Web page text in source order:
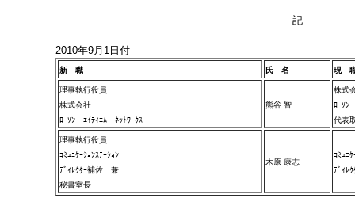
記
2010年9月1日付
新 職 氏 名 現
理事執行役員
株式会社
ﾛｰｿﾝ・ｴｲﾃｨｴﾑ・ﾈｯﾄﾜｰｸｽ
熊谷 智
株式
ﾛｰｿﾝ
代表
理事執行役員
ｺﾐｭﾆｹｰｼｮﾝｽﾃｰｼｮﾝ
ﾃﾞｨﾚｸﾀｰ補佐 兼
秘書室長
木原 康志
ｺﾐｭﾆ
ﾃﾞｨﾚ